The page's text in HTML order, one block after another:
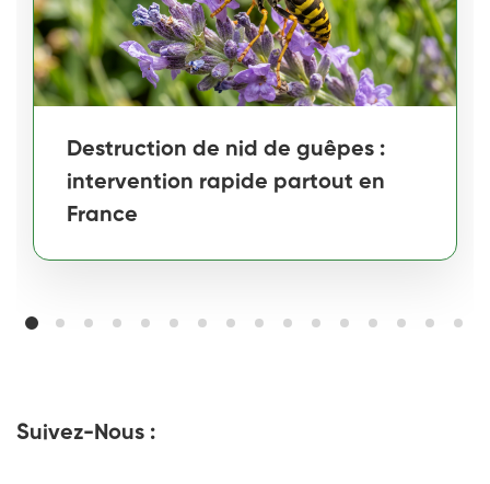
Destruction de nid de guêpes :
intervention rapide partout en
France
Suivez-Nous :